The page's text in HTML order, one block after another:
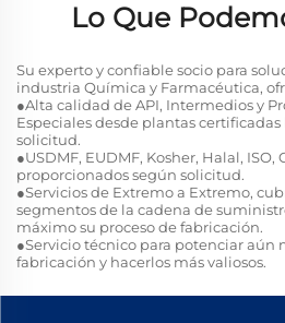
Lo Que
Su experto y confiable socio para
industria Química y Farmacéutica,
●Alta calidad de API, Intermedios y
Especiales desde plantas certificadas
solicitud.
●USDMF, EUDMF, Kosher, Halal, ISO,
proporcionados según solicitud.
●Servicios de Extremo a Extremo,
segmentos de la cadena de
máximo su proceso de fabricación.
●Servicio técnico para potenciar aún
fabricación y hacerlos más valiosos.